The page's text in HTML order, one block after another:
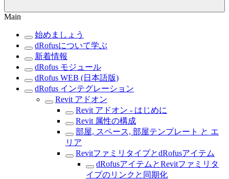
Main
始めましょう
dRofusについて学ぶ
新着情報
dRofus モジュール
dRofus WEB (日本語版)
dRofus インテグレーション
Revit アドオン
Revit アドオン - はじめに
Revit 属性の構成
部屋, スペース, 部屋テンプレート と エ
リア
RevitファミリタイプとdRofusアイテム
dRofusアイテムとRevitファミリタ
イプのリンクと同期化